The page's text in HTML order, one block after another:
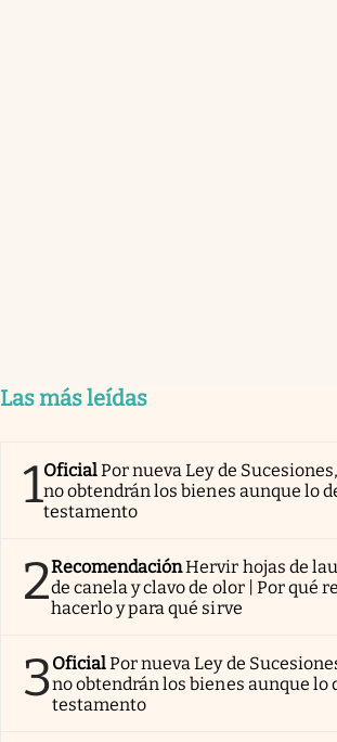
Las más leídas
1OficialPor nueva Ley de
no obtendrán los bienes aunque lo
testamento
2RecomendaciónHervir hojas de
de canela y clavo de olor | Por qué
hacerlo y para qué sirve
3OficialPor nueva Ley de
no obtendrán los bienes aunque lo
testamento